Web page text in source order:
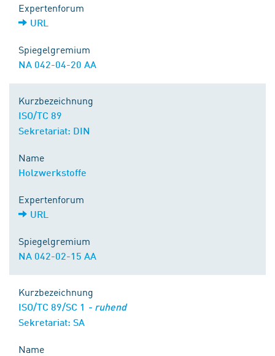
Expertenforum
URL
Spiegelgremium
NA 042-04-20 AA
Kurzbezeichnung
ISO/TC 89
Sekretariat: DIN
Name
Holzwerkstoffe
Expertenforum
URL
Spiegelgremium
NA 042-02-15 AA
Kurzbezeichnung
ISO/TC 89/SC 1 - ruhend
Sekretariat: SA
Name